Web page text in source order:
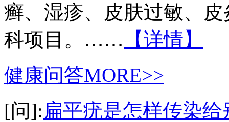
癣、湿疹、皮肤过敏、
科项目。…… 【详情】
健康问答MORE>>
[问]:扁平疣是怎样传染给